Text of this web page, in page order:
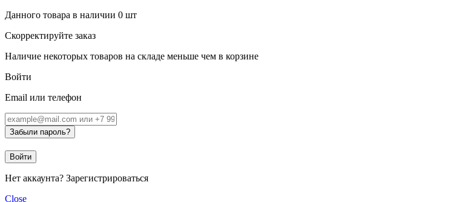
Данного товара в наличии 0 шт
Скорректируйте заказ
Наличие некоторых товаров на складе меньше чем в корзине
Войти
Email или телефон
Забыли пароль?
Войти
Нет аккаунта? Зарегистрироваться
Close